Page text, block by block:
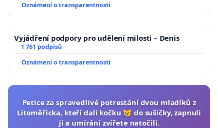
Oznámení o transparentnosti
Vyjádření podpory pro udělení milosti – Denis
1 761 podpisů
Oznámení o transparentnosti
Petice za spravedlivé potrestání dvou mladíků z
Litoměřicka, kteří dali kočku 😿 do sušičky, zapnuli
ji a umírání zvířete natočili.